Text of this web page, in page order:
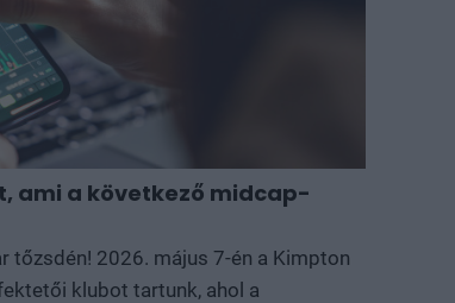
ami a következő midcap-
2026. május 7-én a Kimpton
klubot tartunk, ahol a